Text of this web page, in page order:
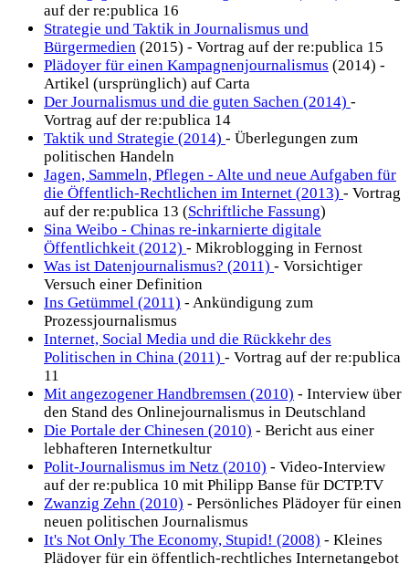
auf der re:publica 16
Strategie und Taktik in Journalismus und
Bürgermedien (2015) - Vortrag auf der re:publica 15
Plädoyer für einen Kampagnenjournalismus (2014) -
Artikel (ursprünglich) auf Carta
Der Journalismus und die guten Sachen (2014) -
Vortrag auf der re:publica 14
Taktik und Strategie (2014) - Überlegungen zum
politischen Handeln
Jagen, Sammeln, Pflegen - Alte und neue Aufgaben für
die Öffentlich-Rechtlichen im Internet (2013) - Vortrag
auf der re:publica 13 (Schriftliche Fassung)
Sina Weibo - Chinas re-inkarnierte digitale
Öffentlichkeit (2012) - Mikroblogging in Fernost
Was ist Datenjournalismus? (2011) - Vorsichtiger
Versuch einer Definition
Ins Getümmel (2011) - Ankündigung zum
Prozessjournalismus
Internet, Social Media und die Rückkehr des
Politischen in China (2011) - Vortrag auf der re:publica
11
Mit angezogener Handbremsen (2010) - Interview über
den Stand des Onlinejournalismus in Deutschland
Die Portale der Chinesen (2010) - Bericht aus einer
lebhafteren Internetkultur
Polit-Journalismus im Netz (2010) - Video-Interview
auf der re:publica 10 mit Philipp Banse für DCTP.TV
Zwanzig Zehn (2010) - Persönliches Plädoyer für einen
neuen politischen Journalismus
It's Not Only The Economy, Stupid! (2008) - Kleines
Plädoyer für ein öffentlich-rechtliches Internetangebot